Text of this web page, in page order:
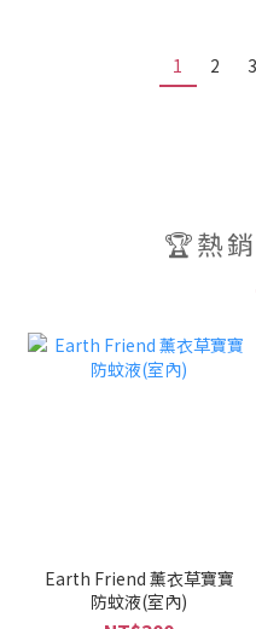
1 2 3
🏆熱
Earth Friend 薰衣草寶寶
防蚊液(室內)